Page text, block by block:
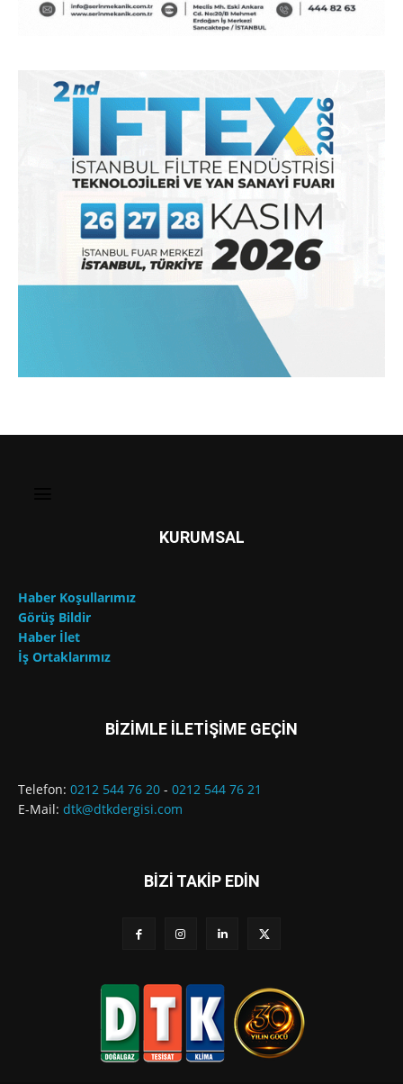
KURUMSAL
Haber Koşullarımız
Görüş Bildir
Haber İlet
İş Ortaklarımız
BİZİMLE İLETİŞİME GEÇİN
Telefon: 0212 544 76 20 - 0212 544 76 21
E-Mail: dtk@dtkdergisi.com
BİZİ TAKİP EDİN